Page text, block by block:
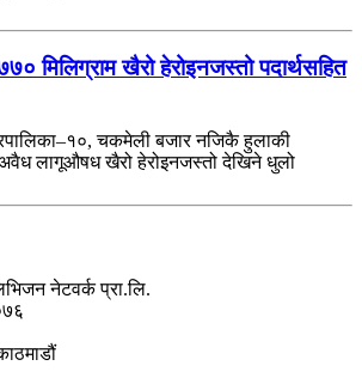
मिलिग्राम खैरो हेरोइनजस्तो पदार्थसहित
चकमेली बजार नजिकै हुलाकी
लागूऔषध खैरो हेरोइनजस्तो देखिने धुलो
नेटवर्क प्रा.लि.